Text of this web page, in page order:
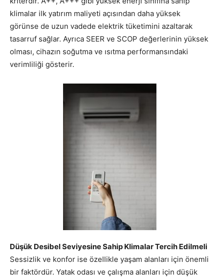
klimalar ilk yatırım maliyeti açısından daha yüksek
görünse de uzun vadede elektrik tüketimini azaltarak
tasarruf sağlar. Ayrıca SEER ve SCOP değerlerinin yüksek
olması, cihazın soğutma ve ısıtma performansındaki
verimliliği gösterir.
Düşük Desibel Seviyesine Sahip Klimalar Tercih Edilmeli
Sessizlik ve konfor ise özellikle yaşam alanları için önemli
bir faktördür. Yatak odası ve çalışma alanları için düşük